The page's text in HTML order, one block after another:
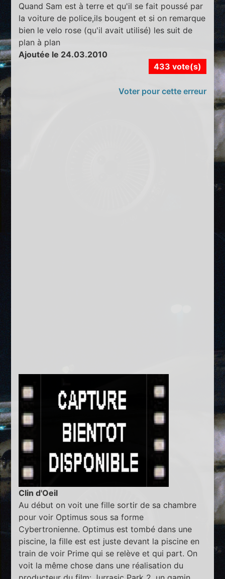
Quand Sam est à terre et qu'il se fait poussé par
la voiture de police,ils bougent et si on remarque
bien le velo rose (qu'il avait utilisé) les suit de
plan à plan
Ajoutée le 24.03.2010
433 vote(s)
Voter pour cette erreur
Clin d'Oeil
Au début on voit une fille sortir de sa chambre
pour voir Optimus sous sa forme
Cybertronienne. Optimus est tombé dans une
piscine, la fille est est juste devant la piscine en
train de voir Prime qui se relève et qui part. On
voit la même chose dans une réalisation du